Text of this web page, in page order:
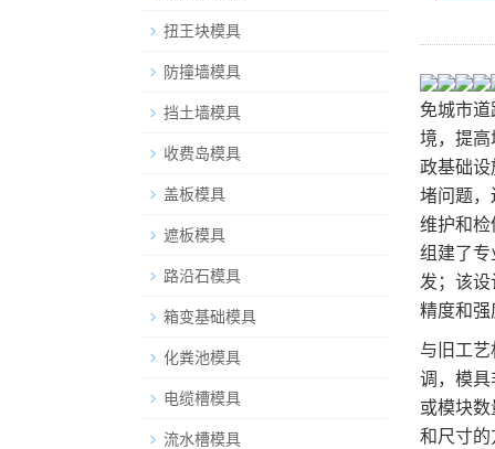
免城市
境，提高
政基础设
堵问题，
维护和检
组建了
发；该
精度和强
与旧工
调，模具
或模块
和尺寸的
扭王块模具
防撞墙模具
挡土墙模具
收费岛模具
盖板模具
遮板模具
路沿石模具
箱变基础模具
化粪池模具
电缆槽模具
流水槽模具